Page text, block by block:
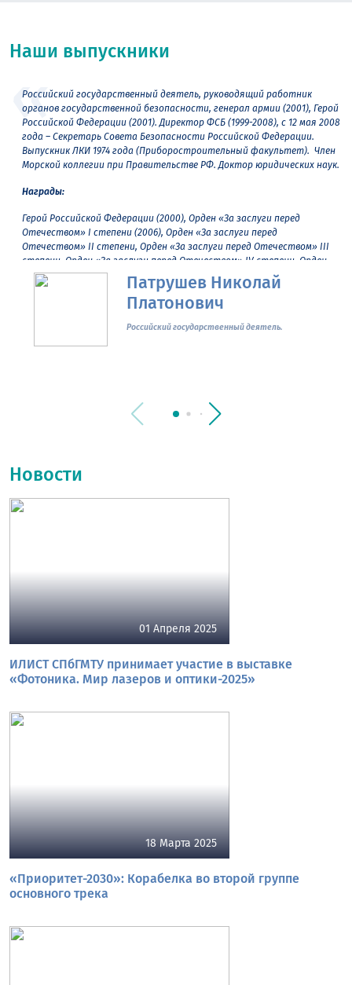
Наши выпускники
Российский государственный деятель, руководящий работник
органов государственной безопасности, генерал армии (2001), Герой
Российской Федерации (2001). Директор ФСБ (1999-2008), с 12 мая 2008
года – Секретарь Совета Безопасности Российской Федерации.
Выпускник ЛКИ 1974 года (Приборостроительный факультет). Член
Морской коллегии при Правительстве РФ. Доктор юридических наук.
Награды:
Герой Российской Федерации (2000), Орден «За заслуги перед
Отечеством» I степени (2006), Орден «За заслуги перед
Отечеством» II степени, Орден «За заслуги перед Отечеством» III
степени, Орден «За заслуги перед Отечеством» IV степени, Орден
Александра Невского, Орден Мужества, Орден «За военные
заслуги», Орден «За морские заслуги» (2002), Орден Почёта
(2011), Орден имени Ахмата Кадырова.
премии Российской Федерации в области науки и техники, Лауреат
Премии правительства Российской Федерации в области науки и
Патрушев Николай
Платонович
Российский государственный деятель.
Новости
01 Апреля 2025
ИЛИСТ СПбГМТУ принимает участие в выставке
«Фотоника. Мир лазеров и оптики-2025»
18 Марта 2025
«Приоритет-2030»: Корабелка во второй группе
основного трека